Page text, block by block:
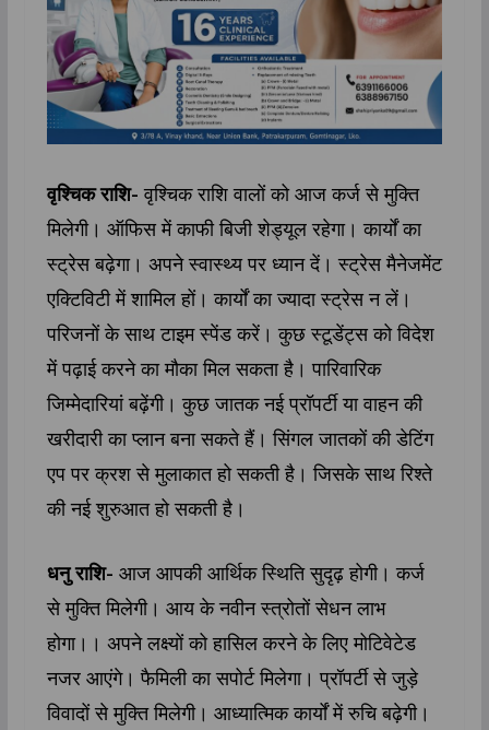
वृश्चिक राशि- वृश्चिक राशि वालों को आज कर्ज से मुक्ति
मिलेगी। ऑफिस में काफी बिजी शेड्यूल रहेगा। कार्यों का
स्ट्रेस बढ़ेगा। अपने स्वास्थ्य पर ध्यान दें। स्ट्रेस मैनेजमेंट
एक्टिविटी में शामिल हों। कार्यों का ज्यादा स्ट्रेस न लें।
परिजनों के साथ टाइम स्पेंड करें। कुछ स्टूडेंट्स को विदेश
में पढ़ाई करने का मौका मिल सकता है। पारिवारिक
जिम्मेदारियां बढ़ेंगी। कुछ जातक नई प्रॉपर्टी या वाहन की
खरीदारी का प्लान बना सकते हैं। सिंगल जातकों की डेटिंग
एप पर क्रश से मुलाकात हो सकती है। जिसके साथ रिश्ते
की नई शुरुआत हो सकती है।
धनु राशि- आज आपकी आर्थिक स्थिति सुदृढ़ होगी। कर्ज
से मुक्ति मिलेगी। आय के नवीन स्त्रोतों सेधन लाभ
होगा।। अपने लक्ष्यों को हासिल करने के लिए मोटिवेटेड
नजर आएंगे। फैमिली का सपोर्ट मिलेगा। प्रॉपर्टी से जुड़े
विवादों से मुक्ति मिलेगी। आध्यात्मिक कार्यों में रुचि बढ़ेगी।